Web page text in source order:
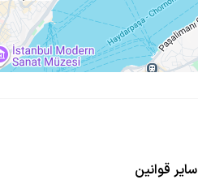
سایر قوانین